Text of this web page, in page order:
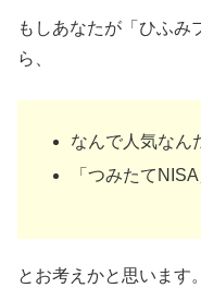
もしあなたが「ひふみ
ら、
なんで人気なん
「つみたて
とお考えかと思います。